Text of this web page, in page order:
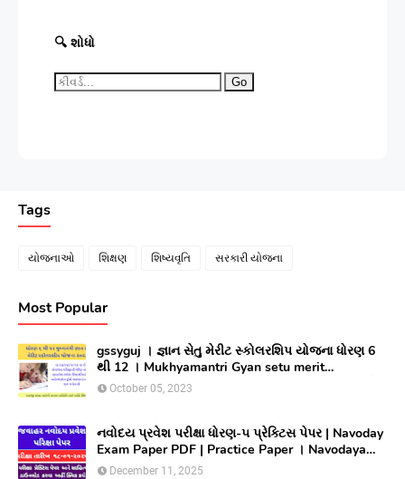
🔍 શોધો
Go
Tags
યોજનાઓ શિક્ષણ શિષ્યવૃતિ સરકારી યોજના
Most Popular
gssyguj । જ્ઞાન સેતુ મેરીટ સ્કોલરશિપ યોજના ધોરણ 6
થી 12 । Mukhyamantri Gyan setu merit
Scholarship yojana 2023 ।સીલેક્ટ થયેલ વિધાર્થીઓ
લાભ મેળવવા માટે ઓનલાઇન અરજી કરો
October 05, 2023
નવોદય પ્રવેશ પરીક્ષા ધોરણ-૫ પ્રેક્ટિસ પેપર | Navoday
Exam Paper PDF | Practice Paper । Navodaya
Old paper NMMS OLD PAPER
December 11, 2025